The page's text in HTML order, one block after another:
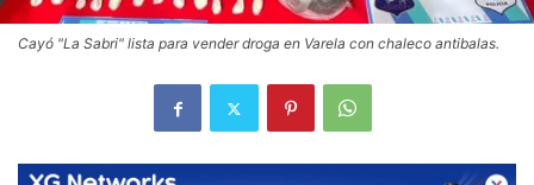
Cayó "La Sabri" lista para vender droga en Varela con chaleco antibalas.